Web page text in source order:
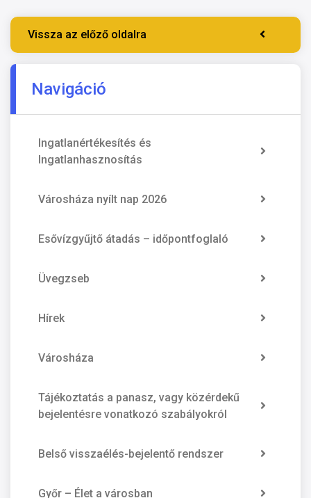
Vissza az előző oldalra
Navigáció
Ingatlanértékesítés és
Ingatlanhasznosítás
Városháza nyílt nap 2026
Esővízgyűjtő átadás – időpontfoglaló
Üvegzseb
Hírek
Városháza
Tájékoztatás a panasz, vagy közérdekű
bejelentésre vonatkozó szabályokról
Belső visszaélés-bejelentő rendszer
Győr – Élet a városban